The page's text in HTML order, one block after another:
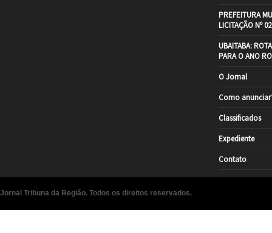
PREFEITURA
LICITAÇÃO Nº
UBAITABA:
PARA O ANO
O Jornal
Como
Classificados
Expediente
Contato
Jornal Tribuna da Região. Todos os direitos reservados.